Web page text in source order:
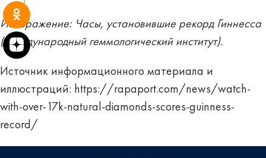
Изображение: Часы, установившие рекорд Гиннесса
(Международный геммологический институт).
Источник информационного материала и
иллюстраций: https://rapaport.com/news/watch-
with-over-17k-natural-diamonds-scores-guinness-
record/